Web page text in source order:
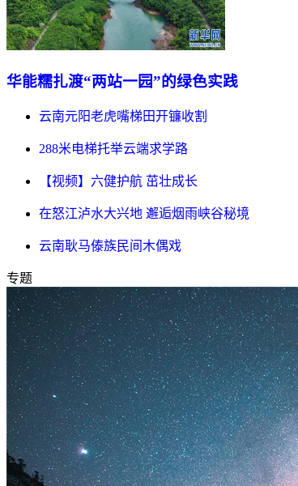
华能糯扎渡“两站一园”的绿色实践
云南元阳老虎嘴梯田开镰收割
288米电梯托举云端求学路
【视频】六健护航 茁壮成长
在怒江泸水大兴地 邂逅烟雨峡谷秘境
云南耿马傣族民间木偶戏
专题